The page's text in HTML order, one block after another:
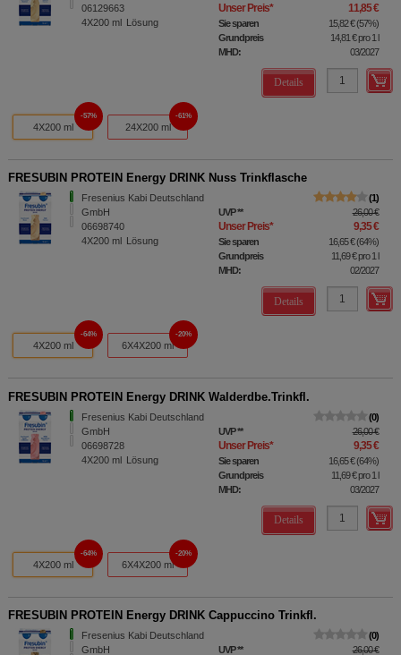
06129663
4X200 ml Lösung
Unser Preis* 11,85 €
Sie sparen 15,82 €(57%)
Grundpreis
14,81 €pro 1 l
MHD:
03/2027
Details
4X200 ml
57%
24X200 ml
61%
FRESUBIN PROTEIN Energy DRINK Nuss Trinkflasche
Fresenius Kabi Deutschland
GmbH
06698740
4X200 ml Lösung
1
UVP** 26,00 €
Unser Preis* 9,35 €
Sie sparen 16,65 €(64%)
Grundpreis
11,69 €pro 1 l
MHD:
02/2027
Details
4X200 ml
64%
6X4X200 ml
20%
FRESUBIN PROTEIN Energy DRINK Walderdbe.Trinkfl.
Fresenius Kabi Deutschland
GmbH
06698728
4X200 ml Lösung
0
UVP** 26,00 €
Unser Preis* 9,35 €
Sie sparen 16,65 €(64%)
Grundpreis
11,69 €pro 1 l
MHD:
03/2027
Details
4X200 ml
64%
6X4X200 ml
20%
FRESUBIN PROTEIN Energy DRINK Cappuccino Trinkfl.
Fresenius Kabi Deutschland
GmbH
0
UVP** 26,00 €